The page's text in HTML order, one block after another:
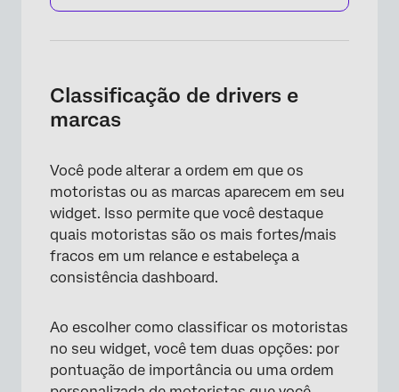
Classificação de drivers e
marcas
Você pode alterar a ordem em que os
motoristas ou as marcas aparecem em seu
widget. Isso permite que você destaque
quais motoristas são os mais fortes/mais
fracos em um relance e estabeleça a
consistência dashboard.
Ao escolher como classificar os motoristas
no seu widget, você tem duas opções: por
pontuação de importância ou uma ordem